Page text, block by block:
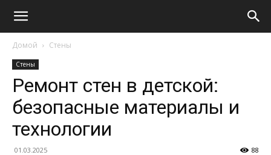
Домой Стены
Стены
Ремонт стен в детской:
безопасные материалы и
технологии
01.03.2025 88